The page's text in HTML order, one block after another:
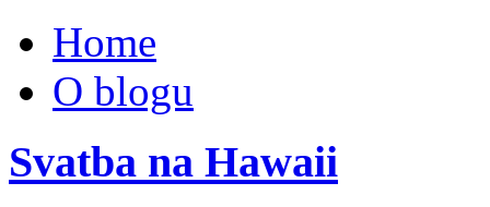
Home
O blogu
Svatba na Hawaii